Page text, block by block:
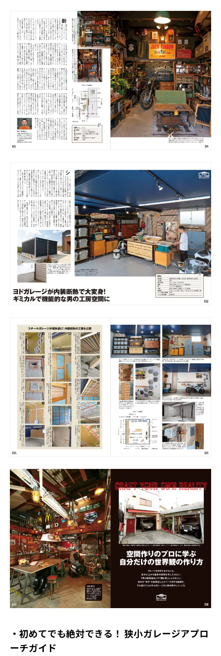
・初めてでも絶対できる！ 狭小ガレージアプロ
ーチガイド